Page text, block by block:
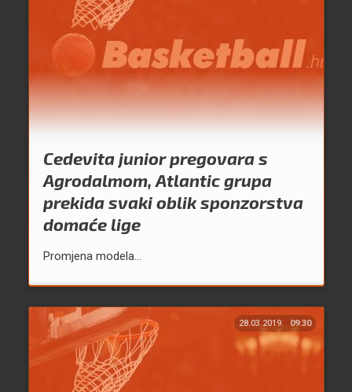
Cedevita junior pregovara s
Agrodalmom, Atlantic grupa
prekida svaki oblik sponzorstva
domaće lige
Promjena modela...
28.03.2019. 09:30